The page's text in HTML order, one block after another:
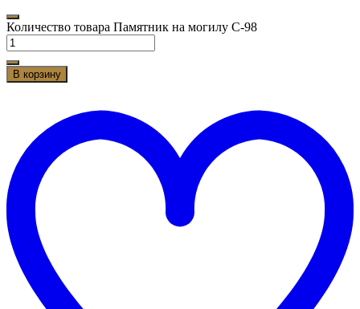
Количество товара Памятник на могилу C-98
В корзину